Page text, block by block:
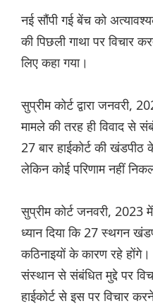
नई सौंपी गई बेंच को
की पिछली गाथा पर विचार
लिए कहा गया।
सुप्रीम कोर्ट द्वारा जनवरी,
मामले की तरह ही विवाद से
27 बार हाईकोर्ट की खंडपीठ
लेकिन कोई परिणाम नहीं
सुप्रीम कोर्ट जनवरी, 2023
ध्यान दिया कि 27 स्थगन
कठिनाइयों के कारण रहे
संस्थान से संबंधित मुद्दे पर
हाईकोर्ट से इस पर विचार